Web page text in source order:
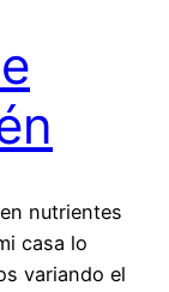
nutrientes
casa lo
variando el